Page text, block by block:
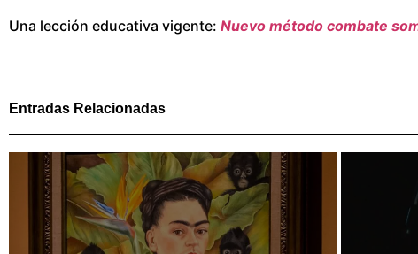
Una lección educativa vigente: Nuevo método combate
Entradas Relacionadas